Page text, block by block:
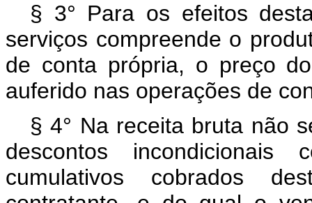
§ 3° Para os efeitos
serviços compreende o
de conta própria, o preço
auferido nas operações de
§ 4° Na receita bruta não
descontos
cumulativos cobrados